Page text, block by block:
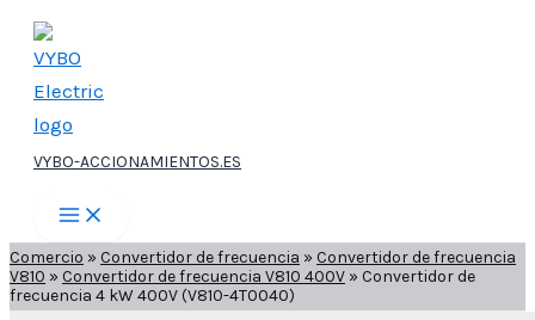
contenido
VYBO-ACCIONAMIENTOS.ES
Comercio » Convertidor de frecuencia » Convertidor de frecuencia
V810 » Convertidor de frecuencia V810 400V » Convertidor de
frecuencia 4 kW 400V (V810-4T0040)